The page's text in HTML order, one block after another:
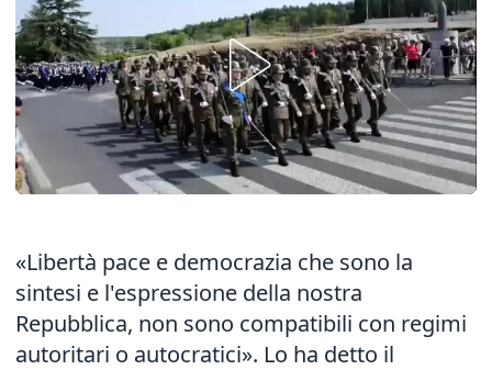
«Libertà pace e democrazia che sono la
sintesi e l'espressione della nostra
Repubblica, non sono compatibili con regimi
autoritari o autocratici». Lo ha detto il